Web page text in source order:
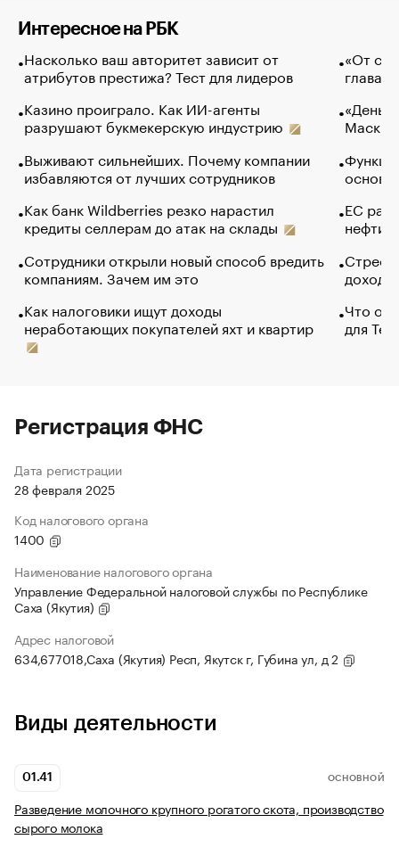
Интересное на РБК
Насколько ваш авторитет зависит от
атрибутов престижа? Тест для лидеров
Казино проиграло. Как ИИ-агенты
разрушают букмекерскую индустрию
Выживают сильнейших. Почему компании
избавляются от лучших сотрудников
Как банк Wildberries резко нарастил
кредиты селлерам до атак на склады
Сотрудники открыли новый способ вредить
компаниям. Зачем им это
Как налоговики ищут доходы
неработающих покупателей яхт и квартир
«От
глава
Маск в
основ
ЕС
нефти
Что
для
Регистрация ФНС
Дата регистрации
28 февраля 2025
Код налогового органа
1400
Наименование налогового органа
Управление Федеральной налоговой службы по Республике
Саха (Якутия)
Адрес налоговой
634,677018,Саха (Якутия) Респ, Якутск г, Губина ул, д 2
Виды деятельности
01.41 ОСНОВНОЙ
Разведение молочного крупного рогатого скота, производство
сырого молока